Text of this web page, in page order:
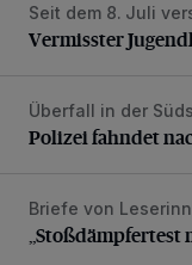
Vermisster
Seit dem 8. Juli
Vermisster
Polizei fahndet
Überfall in der
Polizei fahndet
„Stoßdämpfertest
Briefe von